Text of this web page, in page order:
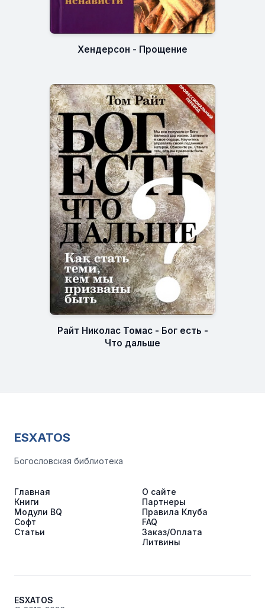
Хендерсон - Прощение
Райт Николас Томас - Бог есть -
Что дальше
ESXATOS
Богословская библиотека
Главная
Книги
Модули BQ
Софт
Статьи
О сайте
Партнеры
Правила Клуба
FAQ
Заказ/Оплата
Литвины
ESXATOS